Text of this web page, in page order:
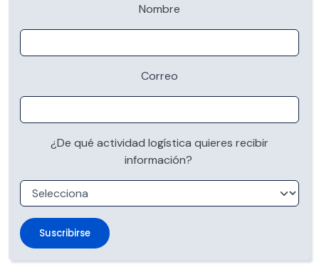
Nombre
Correo
¿De qué actividad logística quieres recibir
información?